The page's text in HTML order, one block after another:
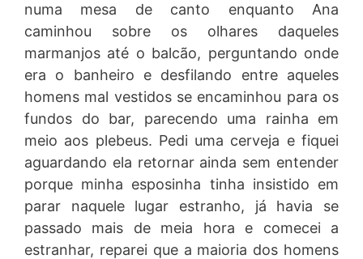
numa mesa de canto enquanto Ana
caminhou sobre os olhares daqueles
marmanjos até o balcão, perguntando onde
era o banheiro e desfilando entre aqueles
homens mal vestidos se encaminhou para os
fundos do bar, parecendo uma rainha em
meio aos plebeus. Pedi uma cerveja e fiquei
aguardando ela retornar ainda sem entender
porque minha esposinha tinha insistido em
parar naquele lugar estranho, já havia se
passado mais de meia hora e comecei a
estranhar, reparei que a maioria dos homens